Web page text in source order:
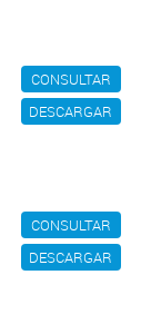
CONSULTAR
DESCARGAR
CONSULTAR
DESCARGAR